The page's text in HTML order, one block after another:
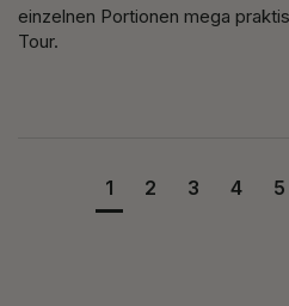
einzelnen Portionen mega
Tour.
1 2 3 4 5